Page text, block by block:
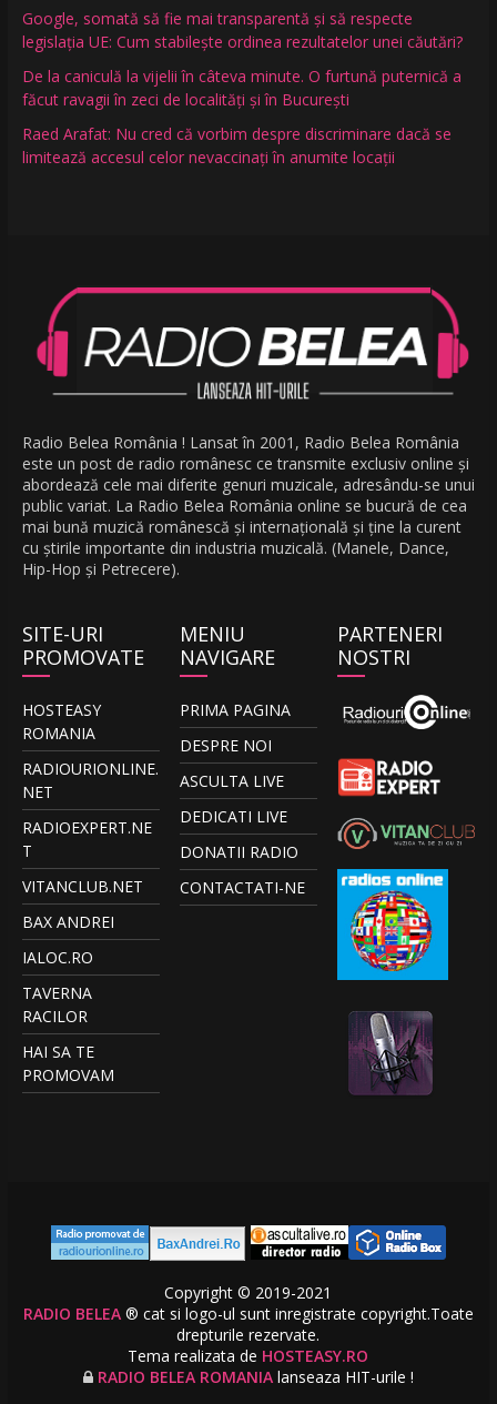
Google, somată să fie mai transparentă și să respecte
legislația UE: Cum stabilește ordinea rezultatelor unei căutări?
De la caniculă la vijelii în câteva minute. O furtună puternică a
făcut ravagii în zeci de localități și în București
Raed Arafat: Nu cred că vorbim despre discriminare dacă se
limitează accesul celor nevaccinați în anumite locații
Radio Belea România ! Lansat în 2001, Radio Belea România
este un post de radio românesc ce transmite exclusiv online și
abordează cele mai diferite genuri muzicale, adresându-se unui
public variat. La Radio Belea România online se bucură de cea
mai bună muzică românescă și internațională și ține la curent
cu știrile importante din industria muzicală. (Manele, Dance,
Hip-Hop și Petrecere).
SITE-URI
PROMOVATE
HOSTEASY
ROMANIA
RADIOURIONLINE.
NET
RADIOEXPERT.NE
T
VITANCLUB.NET
BAX ANDREI
IALOC.RO
TAVERNA
RACILOR
HAI SA TE
PROMOVAM
MENIU
NAVIGARE
PRIMA PAGINA
DESPRE NOI
ASCULTA LIVE
DEDICATI LIVE
DONATII RADIO
CONTACTATI-NE
PARTENERI
NOSTRI
Copyright © 2019-2021
RADIO BELEA® cat si logo-ul sunt inregistrate copyright.Toate
drepturile rezervate.
Tema realizata de HOSTEASY.RO
RADIO BELEA ROMANIAlanseaza HIT-urile !